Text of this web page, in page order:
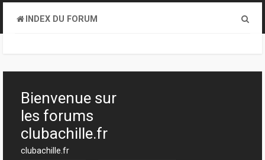
INDEX DU FORUM
h
Bienvenue sur
les forums
clubachille.fr
clubachille.fr